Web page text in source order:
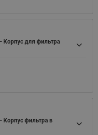
Корпус для фильтра
Корпус фильтра в